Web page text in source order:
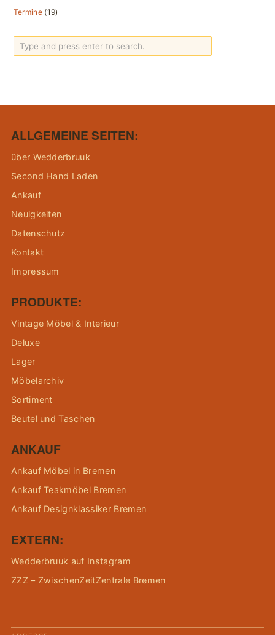
Termine (19)
ALLGEMEINE SEITEN:
über Wedderbruuk
Second Hand Laden
Ankauf
Neuigkeiten
Datenschutz
Kontakt
Impressum
PRODUKTE:
Vintage Möbel & Interieur
Deluxe
Lager
Möbelarchiv
Sortiment
Beutel und Taschen
ANKAUF
Ankauf Möbel in Bremen
Ankauf Teakmöbel Bremen
Ankauf Designklassiker Bremen
EXTERN:
Wedderbruuk auf Instagram
ZZZ – ZwischenZeitZentrale Bremen